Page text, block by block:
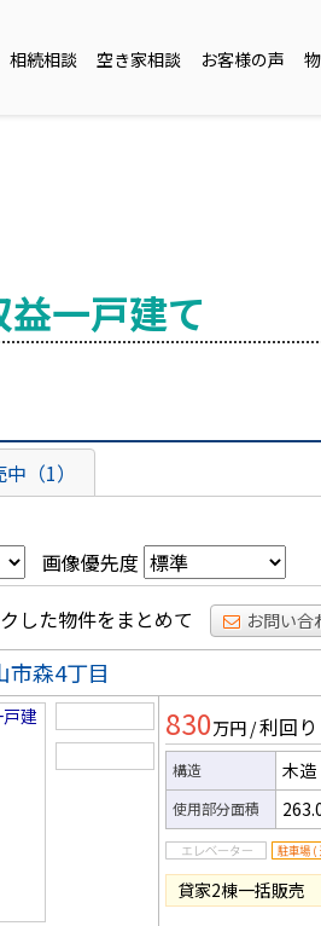
相続相談 空き家相談 お客様の声
一戸建て
（1）
画像優先度
した物件をまとめて お問い合
市森4丁目
830万円 /利回
構造 木造
使用部分面積
貸家2棟一括販